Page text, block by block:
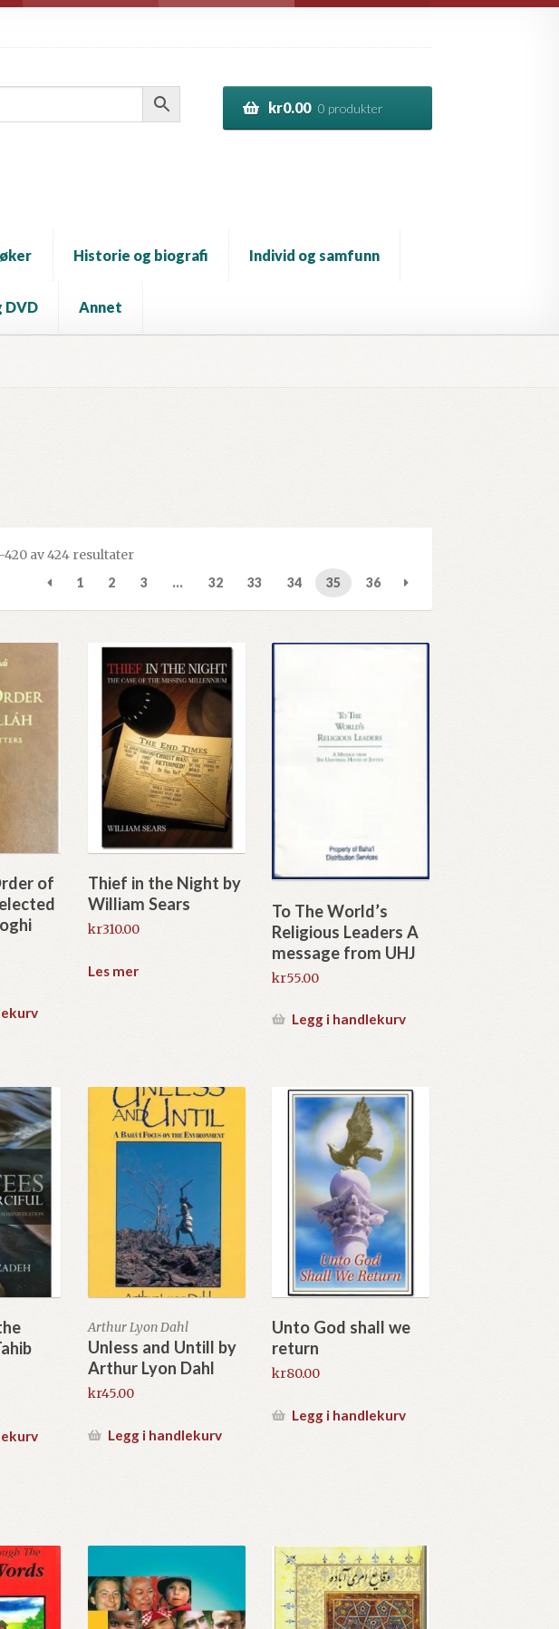
kr0.00 0 produkter
Historie og biografi Individ og samfunn
DVD Annet
av 424 resultater
1 2 3 … 32 33 34 35 36
of
Thief in the Night by
William Sears
kr310.00
Les mer
To The World’s
Religious Leaders A
message from UHJ
kr55.00
Legg i handlekurv
Arthur Lyon Dahl
Unless and Untill by
Arthur Lyon Dahl
kr45.00
Legg i handlekurv
Unto God shall we
return
kr80.00
Legg i handlekurv